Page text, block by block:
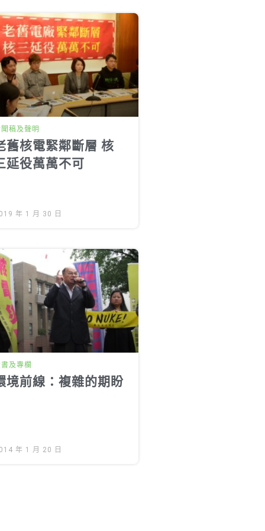
稿及聲明
舊核電緊鄰斷層 核
延役萬萬不可
年 1 月 30 日
及專欄
境前線：複雜的期盼
年 1 月 20 日